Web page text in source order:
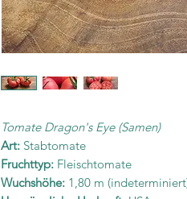
Tomate Dragon's Eye (Samen)
Art: Stabtomate
Fruchttyp: Fleischtomate
Wuchshöhe: 1,80 m